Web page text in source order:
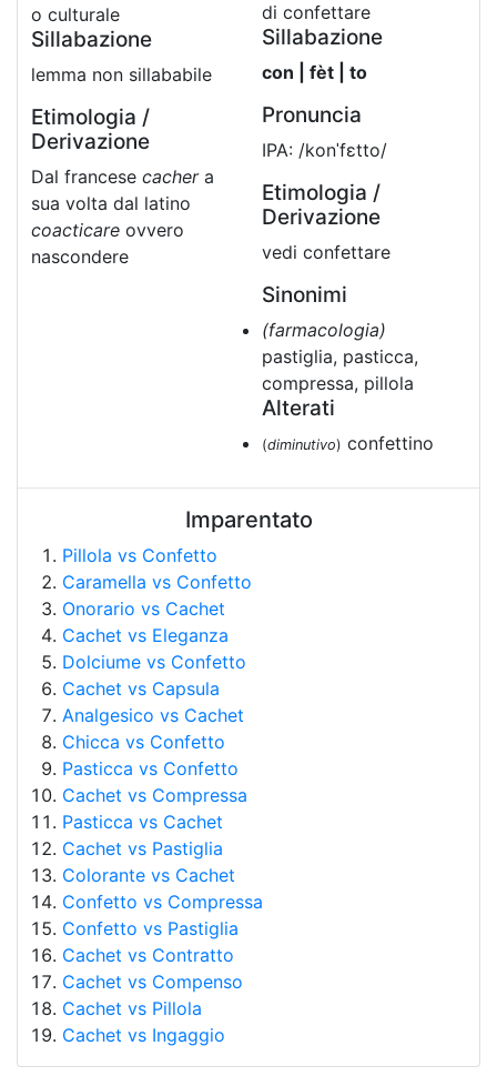
o culturale
Sillabazione
lemma non sillababile
Etimologia /
Derivazione
Dal francese cachera
sua volta dal latino
coacticare ovvero
nascondere
di confettare
Sillabazione
con | fèt | to
Pronuncia
IPA: /konˈfɛtto/
Etimologia /
Derivazione
vedi confettare
Sinonimi
(farmacologia)
pastiglia, pasticca,
compressa, pillola
Alterati
(diminutivo) confettino
Imparentato
Pillola vs Confetto
Caramella vs Confetto
Onorario vs Cachet
Cachet vs Eleganza
Dolciume vs Confetto
Cachet vs Capsula
Analgesico vs Cachet
Chicca vs Confetto
Pasticca vs Confetto
Cachet vs Compressa
Pasticca vs Cachet
Cachet vs Pastiglia
Colorante vs Cachet
Confetto vs Compressa
Confetto vs Pastiglia
Cachet vs Contratto
Cachet vs Compenso
Cachet vs Pillola
Cachet vs Ingaggio